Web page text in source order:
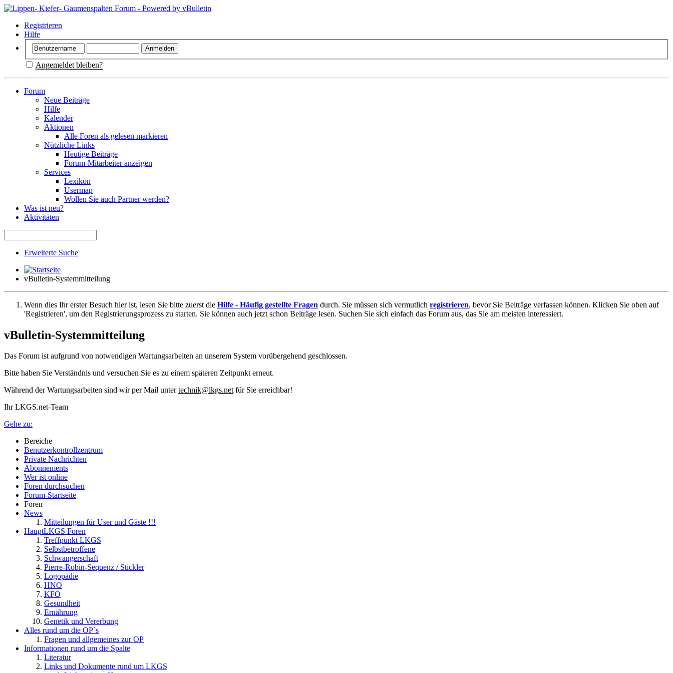
Registrieren
Hilfe
Angemeldet bleiben?
Forum
Neue Beiträge
Hilfe
Kalender
Aktionen
Alle Foren als gelesen markieren
Nützliche Links
Heutige Beiträge
Forum-Mitarbeiter anzeigen
Services
Lexikon
Usermap
Wollen Sie auch Partner werden?
Was ist neu?
Aktivitäten
Erweiterte Suche
vBulletin-Systemmitteilung
Wenn dies Ihr erster Besuch hier ist, lesen Sie bitte zuerst die Hilfe - Häufig gestellte Fragen durch. Sie müssen sich vermutlich registrieren, bevor Sie Beiträge verfassen können. Klicken Sie oben auf
'Registrieren', um den Registrierungsprozess zu starten. Sie können auch jetzt schon Beiträge lesen. Suchen Sie sich einfach das Forum aus, das Sie am meisten interessiert.
vBulletin-Systemmitteilung
Das Forum ist aufgrund von notwendigen Wartungsarbeiten an unserem System vorübergehend geschlossen.
Bitte haben Sie Verständnis und versuchen Sie es zu einem späteren Zeitpunkt erneut.
Während der Wartungsarbeiten sind wir per Mail untertechnik@lkgs.netfür Sie erreichbar!
Ihr LKGS.net-Team
Gehe zu:
Bereiche
Benutzerkontrollzentrum
Private Nachrichten
Abonnements
Wer ist online
Foren durchsuchen
Forum-Startseite
Foren
News
Mitteilungen für User und Gäste !!!
HauptLKGS Foren
Treffpunkt LKGS
Selbstbetroffene
Schwangerschaft
Pierre-Robin-Sequenz / Stickler
Logopädie
HNO
KFO
Gesundheit
Ernährung
Genetik und Vererbung
Alles rund um die OP´s
Fragen und allgemeines zur OP
Informationen rund um die Spalte
Literatur
Links und Dokumente rund um LKGS